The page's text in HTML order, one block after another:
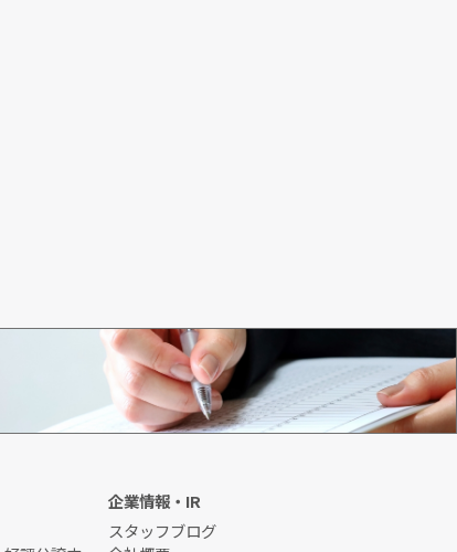
初めてのお客様企業情報・IR
スタッフブログ